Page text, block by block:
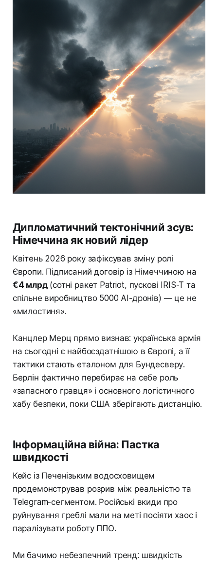
Дипломатичний тектонічний зсув:
Німеччина як новий лідер
Квітень 2026 року зафіксував зміну ролі
Європи. Підписаний договір із Німеччиною на
€4 млрд(сотні ракет Patriot, пускові IRIS-T та
спільне виробництво 5000 AI-дронів) — це не
«милостиня».
Канцлер Мерц прямо визнав: українська армія
на сьогодні є найбоєздатнішою в Європі, а її
тактики стають еталоном для Бундесверу.
Берлін фактично перебирає на себе роль
«запасного гравця» і основного логістичного
хабу безпеки, поки США зберігають дистанцію.
Інформаційна війна: Пастка
швидкості
Кейс із Печенізьким водосховищем
продемонстрував розрив між реальністю та
Telegram-сегментом. Російські вкиди про
руйнування греблі мали на меті посіяти хаос і
паралізувати роботу ППО.
Ми бачимо небезпечний тренд: швидкість